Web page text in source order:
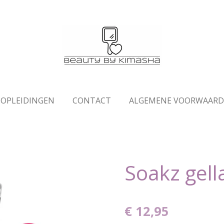
OPLEIDINGEN CONTACT ALGEMENE
Soakz
€ 12,95